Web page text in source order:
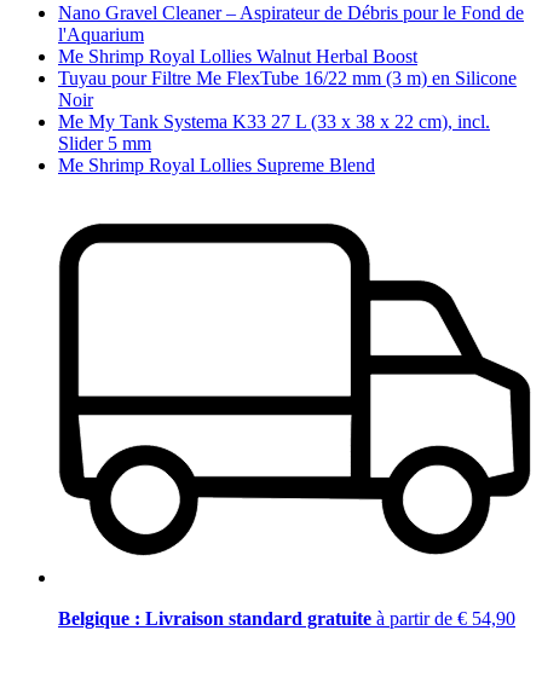
Nano Gravel Cleaner – Aspirateur de Débris pour le Fond de
l'Aquarium
Me Shrimp Royal Lollies Walnut Herbal Boost
Tuyau pour Filtre Me FlexTube 16/22 mm (3 m) en Silicone
Noir
Me My Tank Systema K33 27 L (33 x 38 x 22 cm), incl.
Slider 5 mm
Me Shrimp Royal Lollies Supreme Blend
Belgique : Livraison standard gratuite à partir de € 54,90